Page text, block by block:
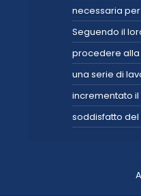
necessaria
Seguendo il
procedere alla
una serie di
incrementato
soddisfatto del